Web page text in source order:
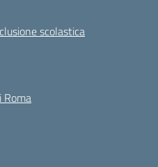
scolastica
Roma